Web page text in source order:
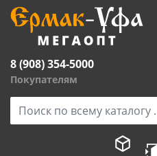
8 (908) 354-5000
Покупателям